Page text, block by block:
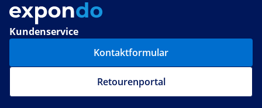
Kundenservice
Kontaktformular
Retourenportal